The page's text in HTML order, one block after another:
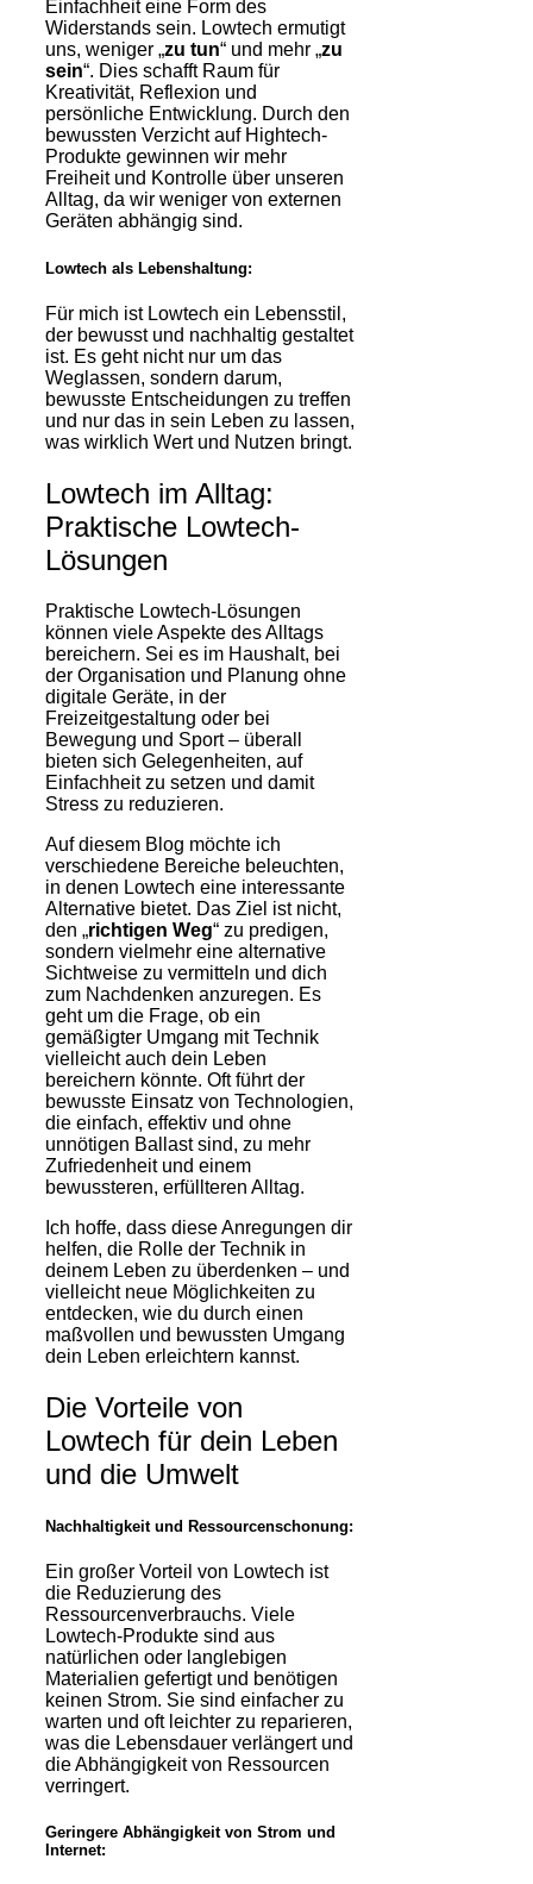
Einfachheit eine Form des
Widerstands sein. Lowtech ermutigt
uns, weniger „zu tun“ und mehr „zu
sein“. Dies schafft Raum für
Kreativität, Reflexion und
persönliche Entwicklung. Durch den
bewussten Verzicht auf Hightech-
Produkte gewinnen wir mehr
Freiheit und Kontrolle über unseren
Alltag, da wir weniger von externen
Geräten abhängig sind.
Lowtech als Lebenshaltung:
Für mich ist Lowtech ein Lebensstil,
der bewusst und nachhaltig gestaltet
ist. Es geht nicht nur um das
Weglassen, sondern darum,
bewusste Entscheidungen zu treffen
und nur das in sein Leben zu lassen,
was wirklich Wert und Nutzen bringt.
Lowtech im Alltag:
Praktische Lowtech-
Lösungen
Praktische Lowtech-Lösungen
können viele Aspekte des Alltags
bereichern. Sei es im Haushalt, bei
der Organisation und Planung ohne
digitale Geräte, in der
Freizeitgestaltung oder bei
Bewegung und Sport – überall
bieten sich Gelegenheiten, auf
Einfachheit zu setzen und damit
Stress zu reduzieren.
Auf diesem Blog möchte ich
verschiedene Bereiche beleuchten,
in denen Lowtech eine interessante
Alternative bietet. Das Ziel ist nicht,
den „richtigen Weg“ zu predigen,
sondern vielmehr eine alternative
Sichtweise zu vermitteln und dich
zum Nachdenken anzuregen. Es
geht um die Frage, ob ein
gemäßigter Umgang mit Technik
vielleicht auch dein Leben
bereichern könnte. Oft führt der
bewusste Einsatz von Technologien,
die einfach, effektiv und ohne
unnötigen Ballast sind, zu mehr
Zufriedenheit und einem
bewussteren, erfüllteren Alltag.
Ich hoffe, dass diese Anregungen dir
helfen, die Rolle der Technik in
deinem Leben zu überdenken – und
vielleicht neue Möglichkeiten zu
entdecken, wie du durch einen
maßvollen und bewussten Umgang
dein Leben erleichtern kannst.
Die Vorteile von
Lowtech für dein Leben
und die Umwelt
Nachhaltigkeit und Ressourcenschonung:
Ein großer Vorteil von Lowtech ist
die Reduzierung des
Ressourcenverbrauchs. Viele
Lowtech-Produkte sind aus
natürlichen oder langlebigen
Materialien gefertigt und benötigen
keinen Strom. Sie sind einfacher zu
warten und oft leichter zu reparieren,
was die Lebensdauer verlängert und
die Abhängigkeit von Ressourcen
verringert.
Geringere Abhängigkeit von Strom und
Internet: